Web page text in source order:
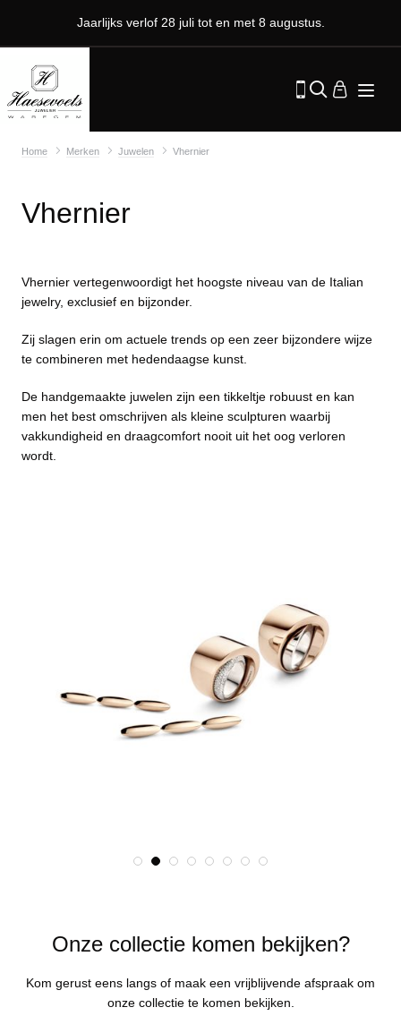
Jaarlijks verlof 28 juli tot en met 8 augustus.
Home Merken Juwelen Vhernier
Vhernier
Vhernier vertegenwoordigt het hoogste niveau van de Italian
jewelry, exclusief en bijzonder.
Zij slagen erin om actuele trends op een zeer bijzondere wijze
te combineren met hedendaagse kunst.
De handgemaakte juwelen zijn een tikkeltje robuust en kan
men het best omschrijven als kleine sculpturen waarbij
vakkundigheid en draagcomfort nooit uit het oog verloren
wordt.
Onze collectie komen bekijken?
Kom gerust eens langs of maak een vrijblijvende afspraak om
onze collectie te komen bekijken.